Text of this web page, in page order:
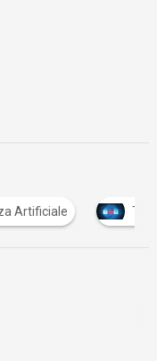
Tutto su Cyber Security